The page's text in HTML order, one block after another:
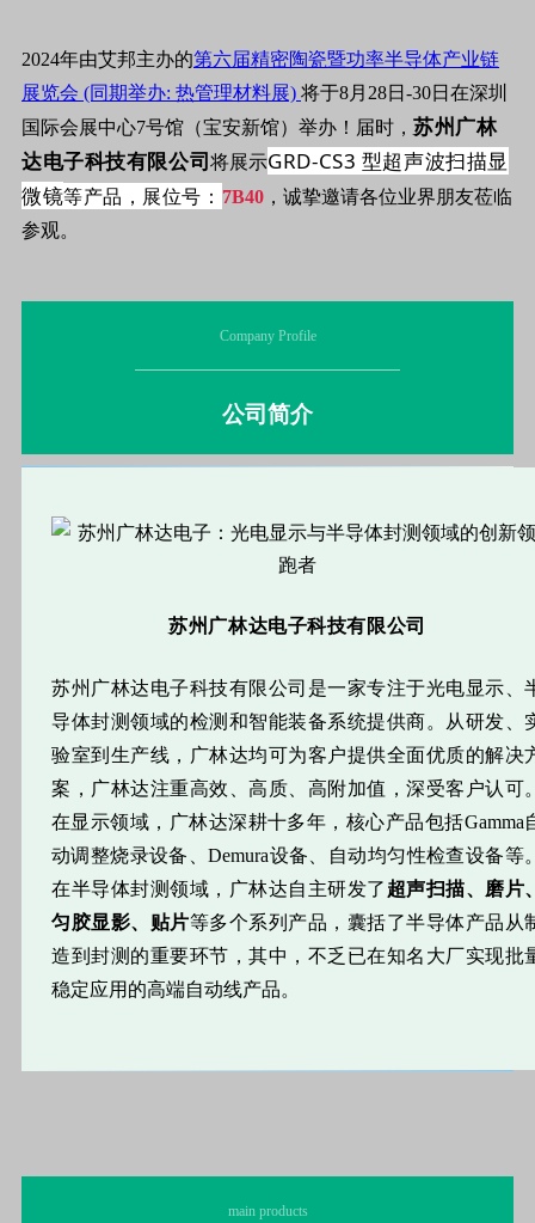
2024年由艾邦主办的第六届精密陶瓷暨功率半导体产业链
展览会 (同期举办: 热管理材料展) 将于8月28日-30日在深圳
国际会展中心7号馆（宝安新馆）举办！届时， 苏州广林
达电子科技有限公司将展示GRD-CS3 型超声波扫描显
微镜等产品， 展位号： 7B40，诚挚邀请各位业界朋友莅临
参观。
Company Profile
公司简介
苏州广林达电子科技有限公司
苏州广林达电子科技有限公司是一家专注于光电显示、
导体封测领域的检测和智能装备系统提供商。从研发、
验室到生产线，广林达均可为客户提供全面优质的解决
案，广林达注重高效、高质、高附加值，深受客户认可
在显示领域，广林达深耕十多年，核心产品包括Gamma
动调整烧录设备、Demura设备、自动均匀性检查设备等
在半导体封测领域，广林达自主研发了 超声扫描、磨片
匀胶显影、贴片等多个系列产品，囊括了半导体产品从
造到封测的重要环节，其中，不乏已在知名大厂实现批
稳定应用的高端自动线产品。
main products